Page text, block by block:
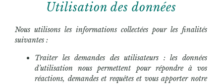
Utilisation des données
Nous utilisons les informations collectées pour les finalités
suivantes :
Traiter les demandes des utilisateurs : les données
d’utilisation nous permettent pour répondre à vos
réactions, demandes et requêtes et vous apporter notre